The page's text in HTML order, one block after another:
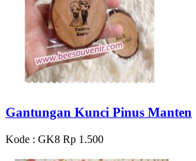
Gantungan Kunci Pinus Manten
Kode : GK8 Rp 1.500